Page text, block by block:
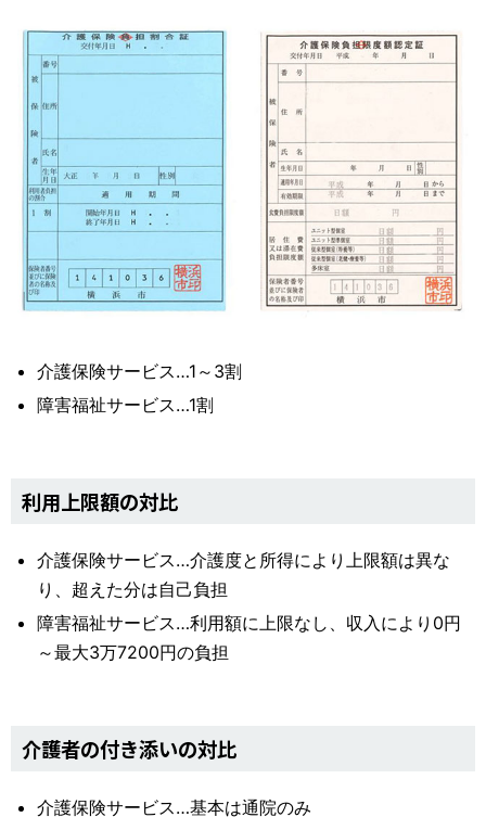
介護保険サービス…1～3割
障害福祉サービス…1割
利用上限額の対比
介護保険サービス…介護度と所得により上限額は異な
り、超えた分は自己負担
障害福祉サービス…利用額に上限なし、収入により0円
～最大3万7200円の負担
介護者の付き添いの対比
介護保険サービス…基本は通院のみ